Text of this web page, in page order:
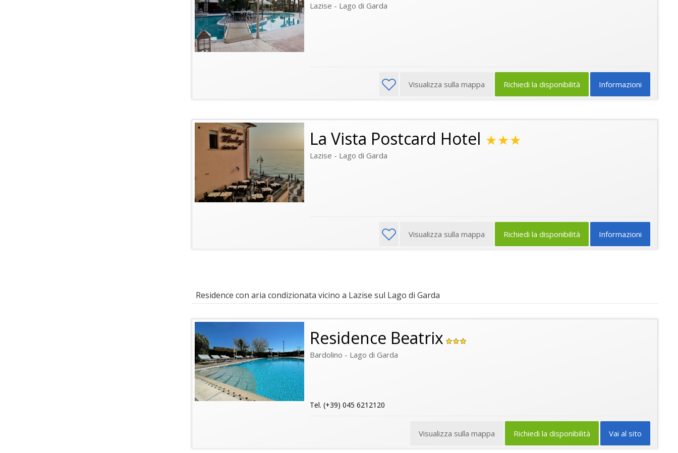
Lazise - Lago di Garda
Informazioni
Richiedi la disponibilità
Visualizza sulla mappa
La Vista Postcard Hotel ★★★
Lazise - Lago di Garda
Informazioni
Richiedi la disponibilità
Visualizza sulla mappa
Residence con aria condizionata vicino a Lazise sul Lago di Garda
Residence Beatrix
Bardolino - Lago di Garda
Tel. (+39) 045 6212120
Vai al sito
Richiedi la disponibilità
Visualizza sulla mappa